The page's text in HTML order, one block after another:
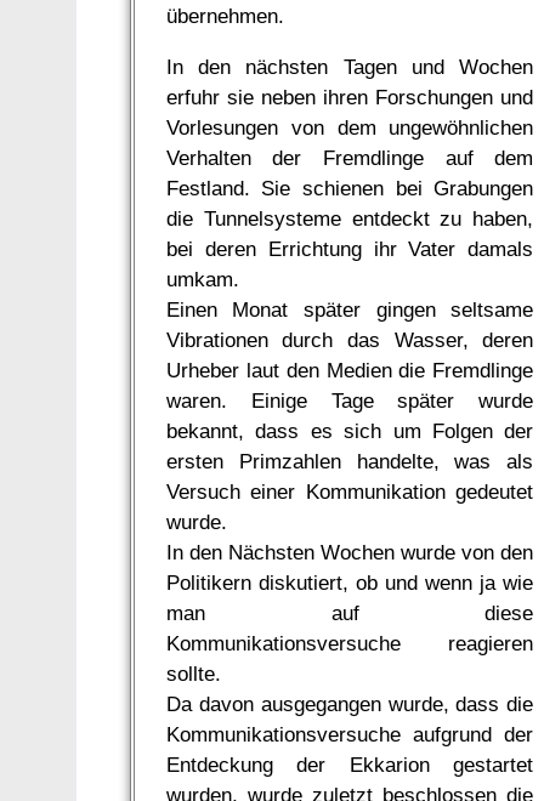
übernehmen.
In den nächsten Tagen und Wochen
erfuhr sie neben ihren Forschungen und
Vorlesungen von dem ungewöhnlichen
Verhalten der Fremdlinge auf dem
Festland. Sie schienen bei Grabungen
die Tunnelsysteme entdeckt zu haben,
bei deren Errichtung ihr Vater damals
umkam.
Einen Monat später gingen seltsame
Vibrationen durch das Wasser, deren
Urheber laut den Medien die Fremdlinge
waren. Einige Tage später wurde
bekannt, dass es sich um Folgen der
ersten Primzahlen handelte, was als
Versuch einer Kommunikation gedeutet
wurde.
In den Nächsten Wochen wurde von den
Politikern diskutiert, ob und wenn ja wie
man auf diese
Kommunikationsversuche reagieren
sollte.
Da davon ausgegangen wurde, dass die
Kommunikationsversuche aufgrund der
Entdeckung der Ekkarion gestartet
wurden, wurde zuletzt beschlossen die